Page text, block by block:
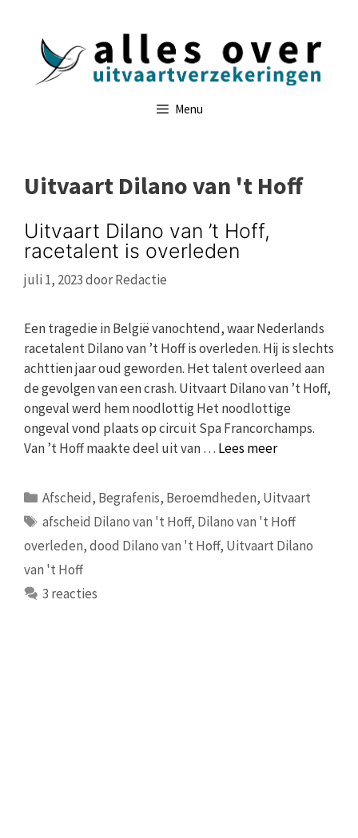
Menu
Uitvaart Dilano van 't Hoff
Uitvaart Dilano van ’t Hoff,
racetalent is overleden
juli 1, 2023doorRedactie
Een tragedie in België vanochtend, waar Nederlands
racetalent Dilano van ’t Hoff is overleden. Hij is slechts
achttien jaar oud geworden. Het talent overleed aan
de gevolgen van een crash. Uitvaart Dilano van ’t Hoff,
ongeval werd hem noodlottig Het noodlottige
ongeval vond plaats op circuit Spa Francorchamps.
Van ’t Hoff maakte deel uit van … Lees meer
Categorieën
Afscheid, Begrafenis, Beroemdheden, Uitvaart
Tags
afscheid Dilano van 't Hoff, Dilano van 't Hoff
overleden,dood Dilano van 't Hoff, Uitvaart Dilano
van 't Hoff
3 reacties